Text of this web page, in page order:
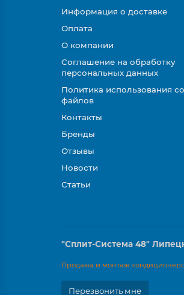
Информация о доставке
Оплата
О компании
Соглашение на обработку
персональных данных
Политика использования
файлов
Контакты
Бренды
Отзывы
Новости
Статьи
"Сплит-Система 48"
Продажа и монтаж
Перезвонить мне